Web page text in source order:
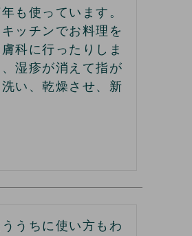
も使っています。
ッチンでお料理を
科に行ったりしま
湿疹が消えて指が
い、乾燥させ、新
うちに使い方もわ